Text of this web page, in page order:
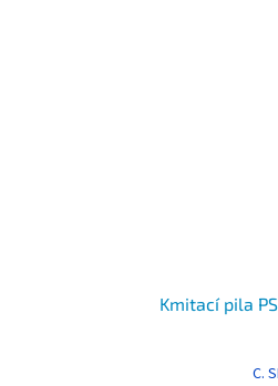
Kmitací pila
C.